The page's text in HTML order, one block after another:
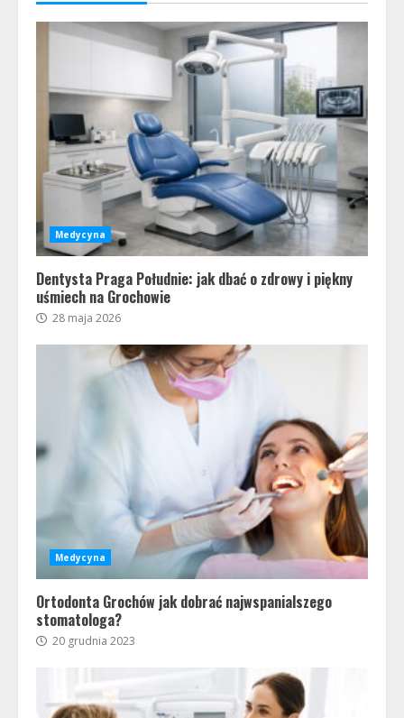
Medycyna
Dentysta Praga Południe: jak dbać o zdrowy i piękny
uśmiech na Grochowie
28 maja 2026
Medycyna
Ortodonta Grochów jak dobrać najwspanialszego
stomatologa?
20 grudnia 2023